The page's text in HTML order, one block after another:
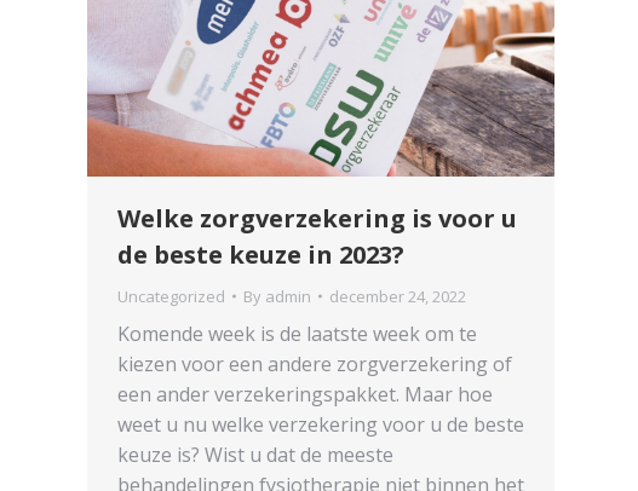
Welke zorgverzekering is voor u
de beste keuze in 2023?
Uncategorized By admin december 24, 2022
Komende week is de laatste week om te
kiezen voor een andere zorgverzekering of
een ander verzekeringspakket. Maar hoe
weet u nu welke verzekering voor u de beste
keuze is? Wist u dat de meeste
behandelingen fysiotherapie niet binnen het